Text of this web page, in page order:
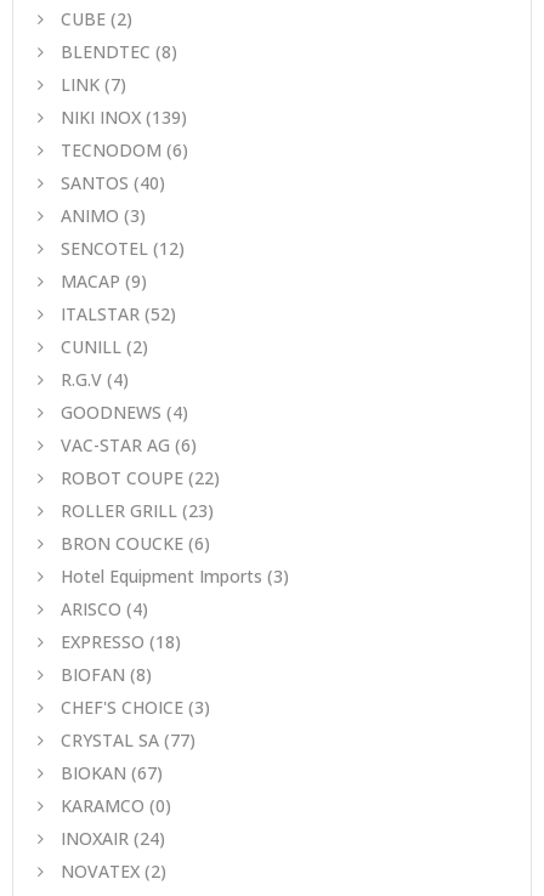
CUBE (2)
BLENDTEC (8)
LINK (7)
NIKI INOX (139)
TECNODOM (6)
SANTOS (40)
ANIMO (3)
SENCOTEL (12)
MACAP (9)
ITALSTAR (52)
CUNILL (2)
R.G.V (4)
GOODNEWS (4)
VAC-STAR AG (6)
ROBOT COUPE (22)
ROLLER GRILL (23)
BRON COUCKE (6)
Hotel Equipment Imports (3)
ARISCO (4)
EXPRESSO (18)
BIOFAN (8)
CHEF'S CHOICE (3)
CRYSTAL SA (77)
BIOKAN (67)
KARAMCO (0)
INOXAIR (24)
NOVATEX (2)